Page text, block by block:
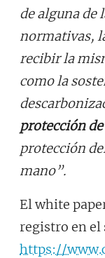
de alguna de
normativas,
recibir la
como la
protección
protección
mano”.
El white
registro en el
https://